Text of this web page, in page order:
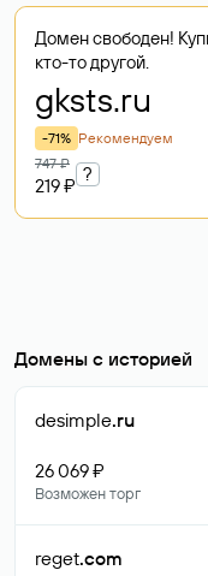
Домен свободен!
кто-то другой.
gksts.ru
-71% Рекомендуем
747 ₽
219 ₽
?
Домены с историей
desimple.ru
26 069 ₽
Возможен торг
reget.com